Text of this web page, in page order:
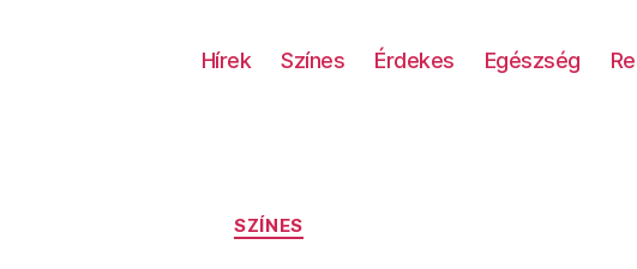
Hírek Színes Érdekes Egészség
Kategóriák
SZÍNES